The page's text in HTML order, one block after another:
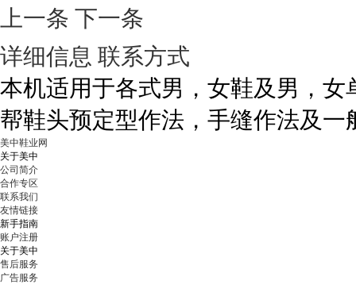
上一条 下一条
详细信息 联系方式
本机适用于各式男，女鞋及男，
帮鞋头预定型作法，手缝作法及一
美中鞋业网
关于美中
公司简介
合作专区
联系我们
友情链接
新手指南
账户注册
关于美中
售后服务
广告服务